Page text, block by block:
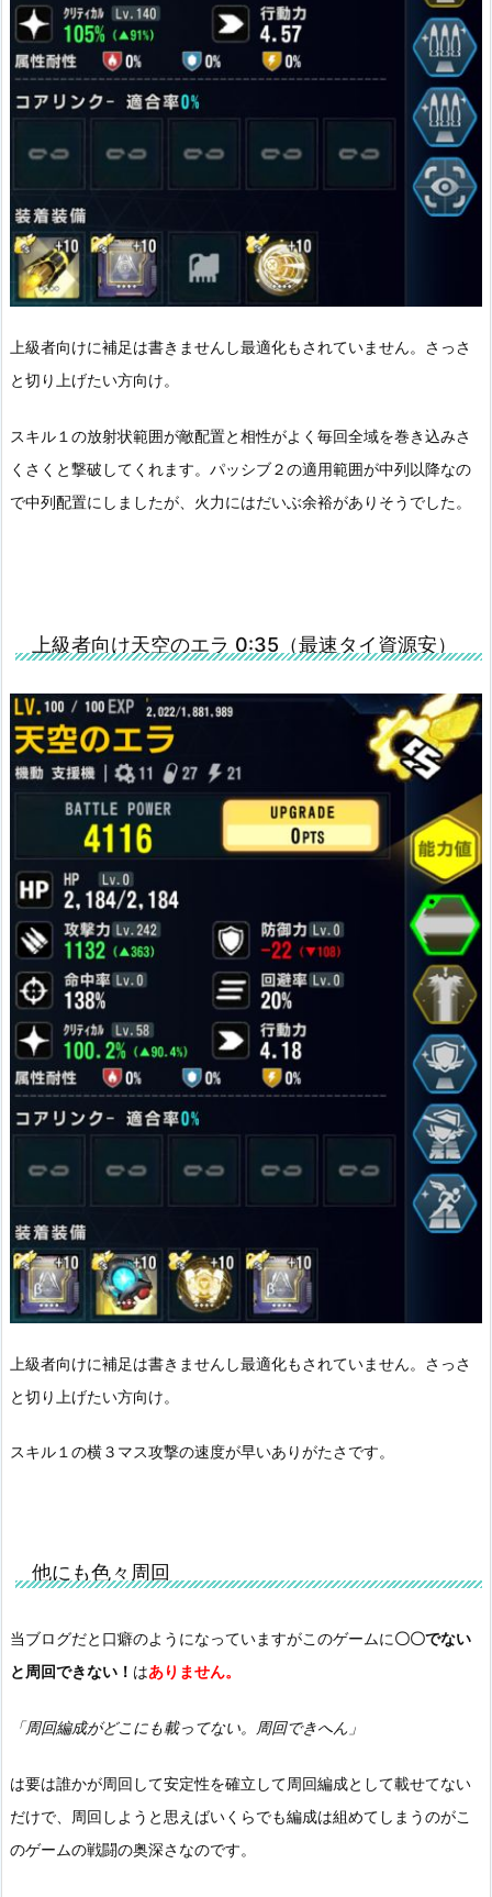
上級者向けに補足は書きませんし最適化もされていません。さっさ
と切り上げたい方向け。
スキル１の放射状範囲が敵配置と相性がよく毎回全域を巻き込みさ
くさくと撃破してくれます。パッシブ２の適用範囲が中列以降なの
で中列配置にしましたが、火力にはだいぶ余裕がありそうでした。
上級者向け天空のエラ 0:35（最速タイ資源安）
上級者向けに補足は書きませんし最適化もされていません。さっさ
と切り上げたい方向け。
スキル１の横３マス攻撃の速度が早いありがたさです。
他にも色々周回
当ブログだと口癖のようになっていますがこのゲームに〇〇でない
と周回できない！ はありません。
「周回編成がどこにも載ってない。周回できへん」
は要は誰かが周回して安定性を確立して周回編成として載せてない
だけで、周回しようと思えばいくらでも編成は組めてしまうのがこ
のゲームの戦闘の奥深さなのです。